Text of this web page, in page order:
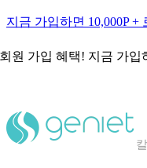
지금 가입하면 10,000P +
원 가입 혜택! 지금 가입